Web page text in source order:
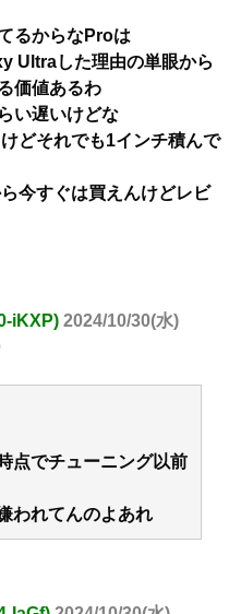
るからなProは
Ultraした理由の単眼から
価値あるわ
い遅いけどな
どそれでも1インチ積んで
今すぐは買えんけどレビ
iKXP) 2024/10/30(水)
点でチューニング以前
われてんのよあれ